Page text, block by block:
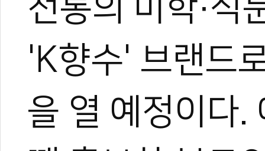
전통의 미학·식
'K향수' 브랜드
을 열 예정이다.